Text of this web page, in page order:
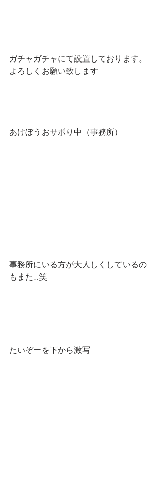
ガチャガチャにて設置しております。
よろしくお願い致します
あけぼうおサボり中（事務所）
事務所にいる方が大人しくしているの
もまた…笑
たいぞーを下から激写